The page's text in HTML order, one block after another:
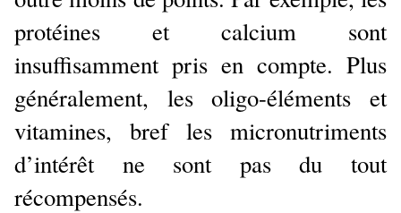
protéines et calcium sont
insuffisamment pris en compte. Plus
généralement, les oligo-éléments et
vitamines, bref les micronutriments
d’intérêt ne sont pas du tout
récompensés.